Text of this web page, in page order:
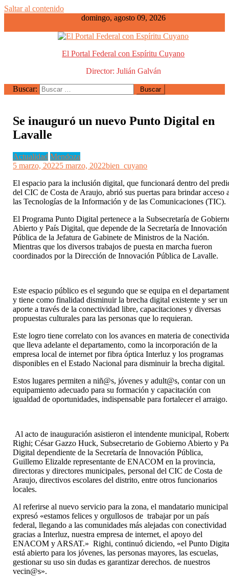
Saltar al contenido
domingo, agosto 09, 2026
El Portal Federal con Espíritu Cuyano
Director: Julián Galván
Buscar:
Se inauguró un nuevo Punto Digital en
Lavalle
Actualidad Mendoza
5 marzo, 20225 marzo, 2022bien_cuyano
El espacio para la inclusión digital, que funcionará dentro del
del CIC de Costa de Araujo, abrió sus puertas para brindar acceso
las Tecnologías de la Información y de las Comunicaciones (TIC).
El Programa Punto Digital pertenece a la Subsecretaría de
Abierto y País Digital, que depende de la Secretaría de Innovación
Pública de la Jefatura de Gabinete de Ministros de la Nación.
Mientras que los diversos trabajos de puesta en marcha fueron
coordinados por la Dirección de Innovación Pública de Lavalle.
Este espacio público es el segundo que se equipa en el
y tiene como finalidad disminuir la brecha digital existente y ser un
aporte a través de la conectividad libre, capacitaciones y diversas
propuestas culturales para las personas que lo requieran.
Este logro tiene correlato con los avances en materia de
que lleva adelante el departamento, como la incorporación de la
empresa local de internet por fibra óptica Interluz y los programas
disponibles en el Estado Nacional para disminuir la brecha digital.
Estos lugares permiten a niñ@s, jóvenes y adult@s, contar con un
equipamiento adecuado para su formación y capacitación con
igualdad de oportunidades, indispensable para fortalecer el
Al acto de inauguración asistieron el intendente municipal,
Righi; César Gazzo Huck, Subsecretario de Gobierno Abierto y
Digital dependiente de la Secretaría de Innovación Pública,
Guillemo Elizalde representante de ENACOM en la provincia,
directoras y directores municipales, personal del CIC de Costa de
Araujo, directivos escolares del distrito, entre otros funcionarios
locales.
Al referirse al nuevo servicio para la zona, el mandatario municipal
expresó «estamos felices y orgullosos de trabajar por un país
federal, llegando a las comunidades más alejadas con conectividad
gracias a Interluz, nuestra empresa de internet, el apoyo del
ENACOM y ARSAT.» Righi, continuó diciendo, «el Punto
está abierto para los jóvenes, las personas mayores, las escuelas,
gestionar su uso sin dudas es garantizar derechos. de nuestros
vecin@s».